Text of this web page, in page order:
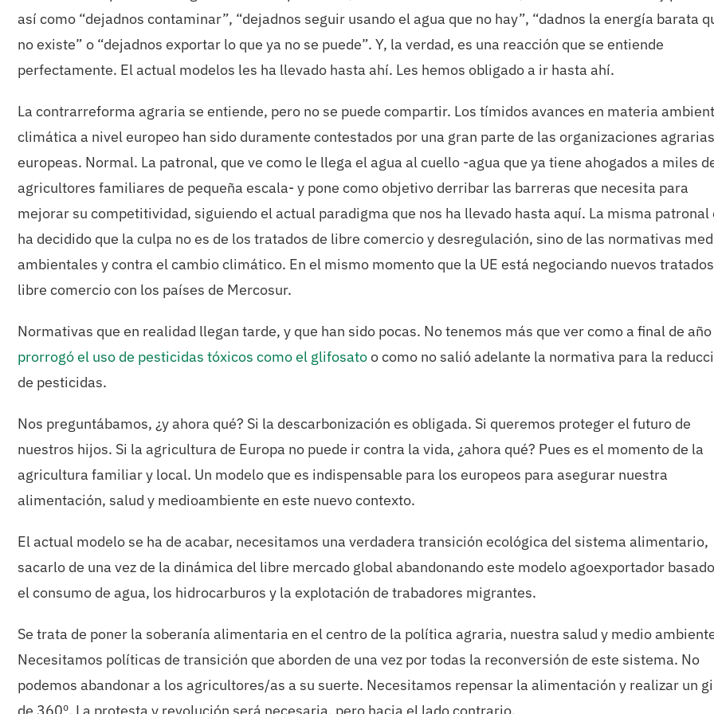
así como “dejadnos contaminar”, “dejadnos seguir usando el agua que no hay”, “dadnos la energía barata
no existe” o “dejadnos exportar lo que ya no se puede”. Y, la verdad, es una reacción que se entiende
perfectamente. El actual modelos les ha llevado hasta ahí. Les hemos obligado a ir hasta ahí.
La contrarreforma agraria se entiende, pero no se puede compartir. Los tímidos avances en materia
climática a nivel europeo han sido duramente contestados por una gran parte de las organizaciones agrarias
europeas. Normal. La patronal, que ve como le llega el agua al cuello -agua que ya tiene ahogados a miles
agricultores familiares de pequeña escala- y pone como objetivo derribar las barreras que necesita para
mejorar su competitividad, siguiendo el actual paradigma que nos ha llevado hasta aquí. La misma patronal
ha decidido que la culpa no es de los tratados de libre comercio y desregulación, sino de las normativas
ambientales y contra el cambio climático. En el mismo momento que la UE está negociando nuevos
libre comercio con los países de Mercosur.
Normativas que en realidad llegan tarde, y que han sido pocas. No tenemos más que ver como a final de año
prorrogó el uso de pesticidas tóxicos como el glifosatoo como no salió adelante la normativa para la
de pesticidas.
Nos preguntábamos, ¿y ahora qué? Si la descarbonización es obligada. Si queremos proteger el futuro de
nuestros hijos. Si la agricultura de Europa no puede ir contra la vida, ¿ahora qué? Pues es el momento de la
agricultura familiar y local. Un modelo que es indispensable para los europeos para asegurar nuestra
alimentación, salud y medioambiente en este nuevo contexto.
El actual modelo se ha de acabar, necesitamos una verdadera transición ecológica del sistema alimentario,
sacarlo de una vez de la dinámica del libre mercado global abandonando este modelo agoexportador
el consumo de agua, los hidrocarburos y la explotación de trabadores migrantes.
Se trata de poner la soberanía alimentaria en el centro de la política agraria, nuestra salud y medio
Necesitamos políticas de transición que aborden de una vez por todas la reconversión de este sistema. No
podemos abandonar a los agricultores/as a su suerte. Necesitamos repensar la alimentación y realizar un